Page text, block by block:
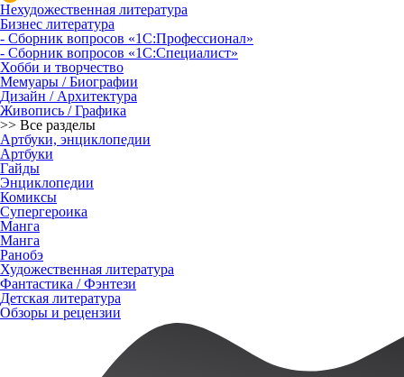
Нехудожественная литература
Бизнес литература
- Сборник вопросов «1С:Профессионал»
- Сборник вопросов «1С:Специалист»
Хобби и творчество
Мемуары / Биографии
Дизайн / Архитектура
Живопись / Графика
>> Все разделы
Артбуки, энциклопедии
Артбуки
Гайды
Энциклопедии
Комиксы
Супергероика
Манга
Манга
Ранобэ
Художественная литература
Фантастика / Фэнтези
Детская литература
Обзоры и рецензии